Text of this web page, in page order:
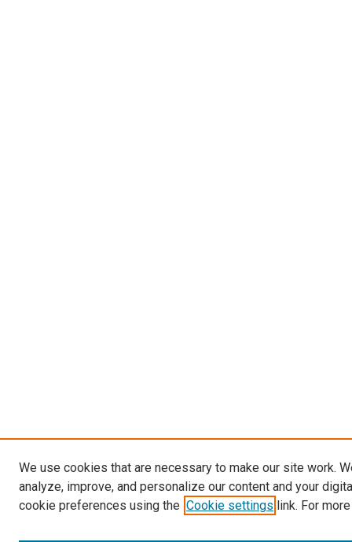
We use cookies that are necessary to make our site work.
analyze, improve, and personalize our content and your
cookie preferences using the Cookie settings link. For